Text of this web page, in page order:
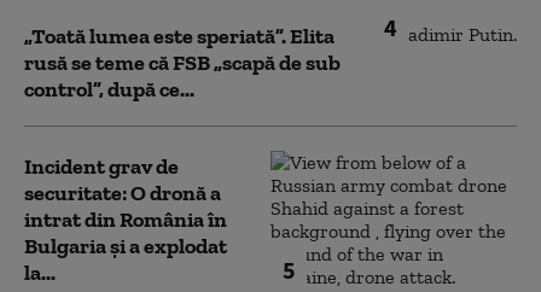
4
„Toată lumea este speriată”. Elita
rusă se teme că FSB „scapă de sub
control”, după ce...
5
Incident grav de
securitate: O dronă a
intrat din România în
Bulgaria şi a explodat
la...